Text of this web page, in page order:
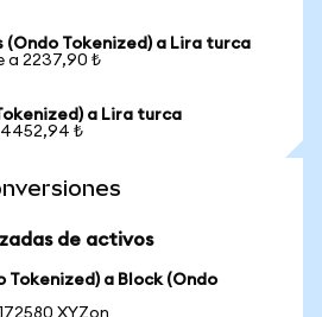
(Ondo Tokenized) a Lira turca
a 2237,90 ₺
a Lira turca
4452,94 ₺
de activos
Tokenized) a Block (Ondo
XYZon